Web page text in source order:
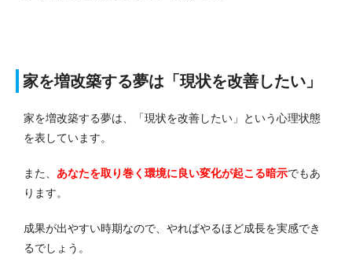
家を増改築する夢は「現状を改善したい」
家を増改築する夢は、「現状を改善したい」という心理状態
を表しています。
また、 あなたを取り巻く環境に良い変化が起こる暗示でもあ
ります。
成果が出やすい時期なので、やればやるほど成長を実感でき
るでしょう。